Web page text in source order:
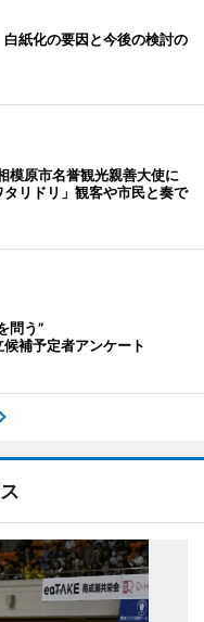
紙化の要因と今後の検討の
原市名誉観光親善大使に
リドリ」観客や市民と奏で
問う”
補予定者アンケート